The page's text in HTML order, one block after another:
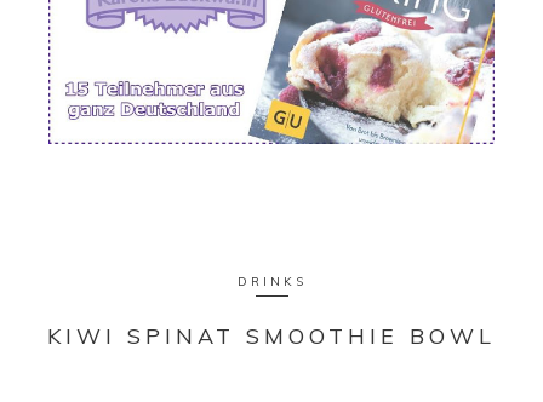
DRINKS
KIWI SPINAT SMOOTHIE BOWL